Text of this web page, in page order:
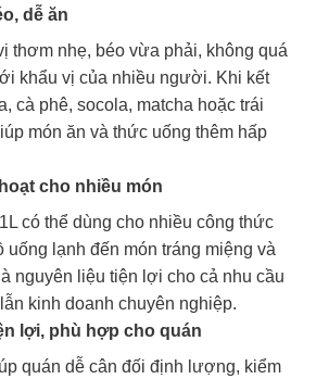
dễ ăn
thơm nhẹ, béo vừa phải, không quá
khẩu vị của nhiều người. Khi kết
cà phê, socola, matcha hoặc trái
món ăn và thức uống thêm hấp
cho nhiều món
có thể dùng cho nhiều công thức
uống lạnh đến món tráng miệng và
nguyên liệu tiện lợi cho cả nhu cầu
kinh doanh chuyên nghiệp.
lợi, phù hợp cho quán
quán dễ cân đối định lượng, kiểm